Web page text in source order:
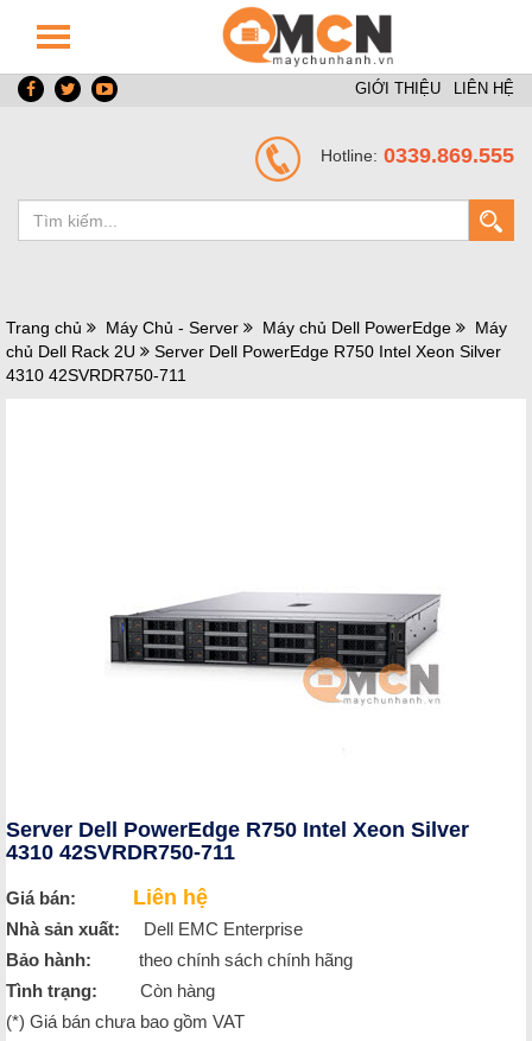
GIỚI THIỆU LIÊN HỆ
Hotline: 0339.869.555
Trang chủ Máy Chủ - Server Máy chủ Dell PowerEdge
Máy
chủ Dell Rack 2U
Server Dell PowerEdge R750 Intel Xeon Silver
4310 42SVRDR750-711
Server Dell PowerEdge R750 Intel Xeon Silver
4310 42SVRDR750-711
Giá bán: Liên hệ
Nhà sản xuất: Dell EMC Enterprise
Bảo hành: theo chính sách chính hãng
Tình trạng: Còn hàng
(*) Giá bán chưa bao gồm VAT